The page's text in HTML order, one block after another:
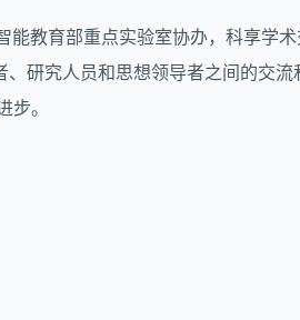
教育部重点实验室协办，科享学
研究人员和思想领导者之间的交
。